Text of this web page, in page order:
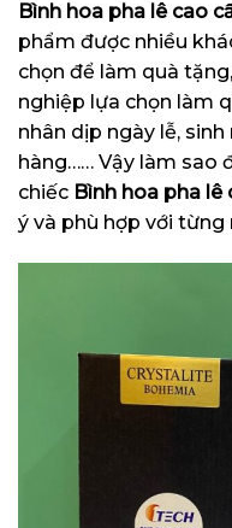
Bình hoa pha lê cao
phẩm được nhiều
chọn để làm quà
nghiệp lựa chọn làm
nhân dịp ngày lễ,
hàng…… Vậy làm sao
chiếc Bình hoa pha lê
ý và phù hợp với